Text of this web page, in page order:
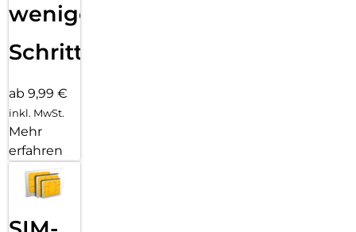
wenigen
Schritten
ab 9,99 €
inkl. MwSt.
Mehr
erfahren